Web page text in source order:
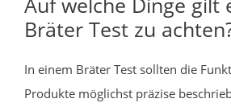
Bräter Test zu
In einem Bräter Test sollten die
Produkte möglichst präzise